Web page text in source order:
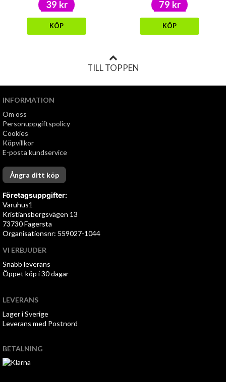
39 kr
KÖP
79 kr
KÖP
TILL TOPPEN
INFORMATION
Om oss
Personuppgiftspolicy
Cookies
Köpvillkor
E-posta kundservice
Ångra ditt köp
Företagsuppgifter:
Varuhus1
Kristiansbergsvägen 13
73730 Fagersta
Organisationsnr: 559027-1044
VI ERBJUDER
Snabb leverans
Öppet köp i 30 dagar
LEVERANS
Lager i Sverige
Leverans med Postnord
BETALNING